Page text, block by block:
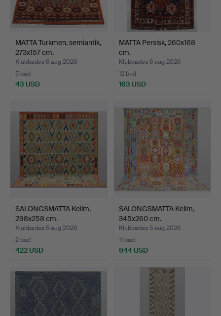
MATTA Turkmen, semiantik,
273x157 cm.
Klubbades 6 aug 2026
5 bud
43 USD
MATTA Persisk, 260x168
cm.
Klubbades 6 aug 2026
12 bud
163 USD
SALONGSMATTA Kelim,
298x258 cm.
Klubbades 5 aug 2026
2 bud
422 USD
SALONGSMATTA Kelim,
345x260 cm.
Klubbades 5 aug 2026
11 bud
844 USD